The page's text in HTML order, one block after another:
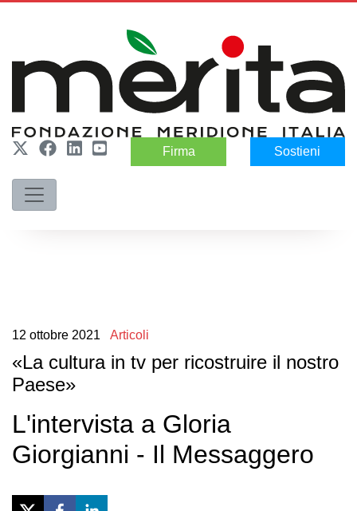
Firma Sostieni
12 ottobre 2021 Articoli
«La cultura in tv per ricostruire il nostro
Paese»
L'intervista a Gloria
Giorgianni - Il Messaggero